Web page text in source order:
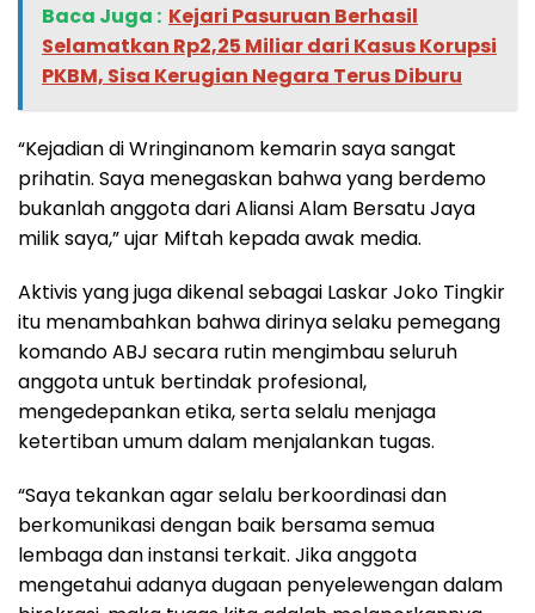
Baca Juga : Kejari Pasuruan Berhasil
Selamatkan Rp2,25 Miliar dari Kasus Korupsi
PKBM, Sisa Kerugian Negara Terus Diburu
“Kejadian di Wringinanom kemarin saya sangat
prihatin. Saya menegaskan bahwa yang berdemo
bukanlah anggota dari Aliansi Alam Bersatu Jaya
milik saya,” ujar Miftah kepada awak media.
Aktivis yang juga dikenal sebagai Laskar Joko Tingkir
itu menambahkan bahwa dirinya selaku pemegang
komando ABJ secara rutin mengimbau seluruh
anggota untuk bertindak profesional,
mengedepankan etika, serta selalu menjaga
ketertiban umum dalam menjalankan tugas.
“Saya tekankan agar selalu berkoordinasi dan
berkomunikasi dengan baik bersama semua
lembaga dan instansi terkait. Jika anggota
mengetahui adanya dugaan penyelewengan dalam